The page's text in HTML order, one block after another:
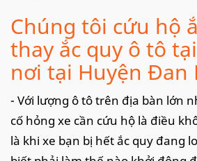
Chúng tôi cứu hộ
thay ắc quy ô tô
nơi tại Huyện Đan
- Với lượng ô tô trên địa bàn lớn
cố hỏng xe cần cứu hộ là điều
là khi xe bạn bị hết ắc quy đang